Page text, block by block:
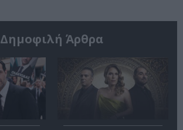
Δημοφιλή Άρθρα